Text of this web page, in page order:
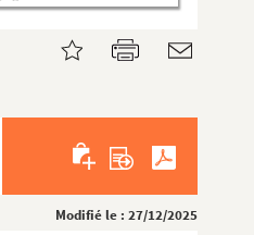
Modifié le : 27/12/2025